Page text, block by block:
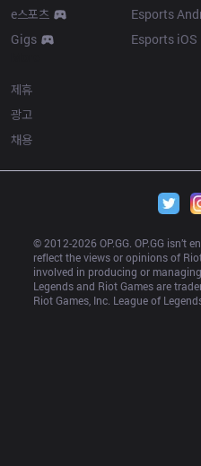
e스포츠
Gigs
Esports
Esports iOS
제휴
광고
채용
© 2012-2026 OP.GG. OP.GG isn’t
reflect the views or opinions of
involved in producing or
Legends and Riot Games are
Riot Games, Inc. League of